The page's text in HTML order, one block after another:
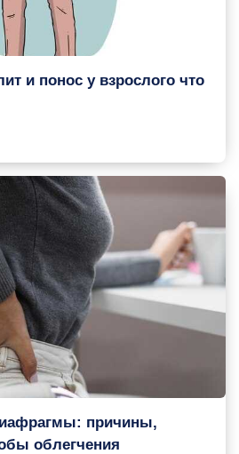
и понос у взрослого что
причины,
облегчения